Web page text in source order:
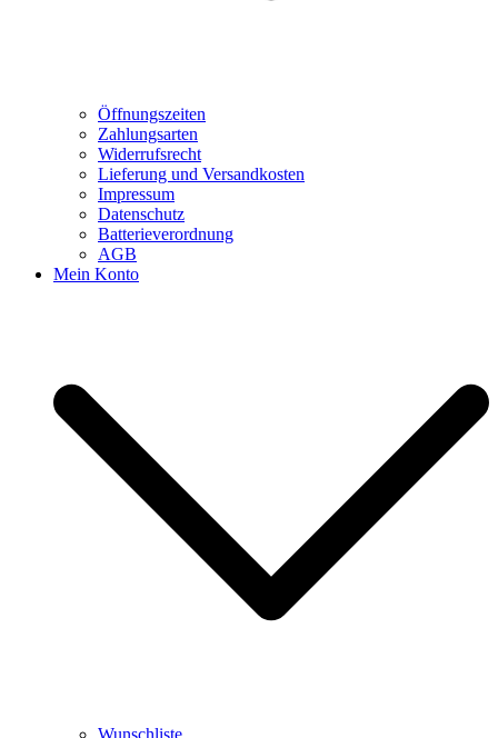
Öffnungszeiten
Zahlungsarten
Widerrufsrecht
Lieferung und Versandkosten
Impressum
Datenschutz
Batterieverordnung
AGB
Mein Konto
Wunschliste